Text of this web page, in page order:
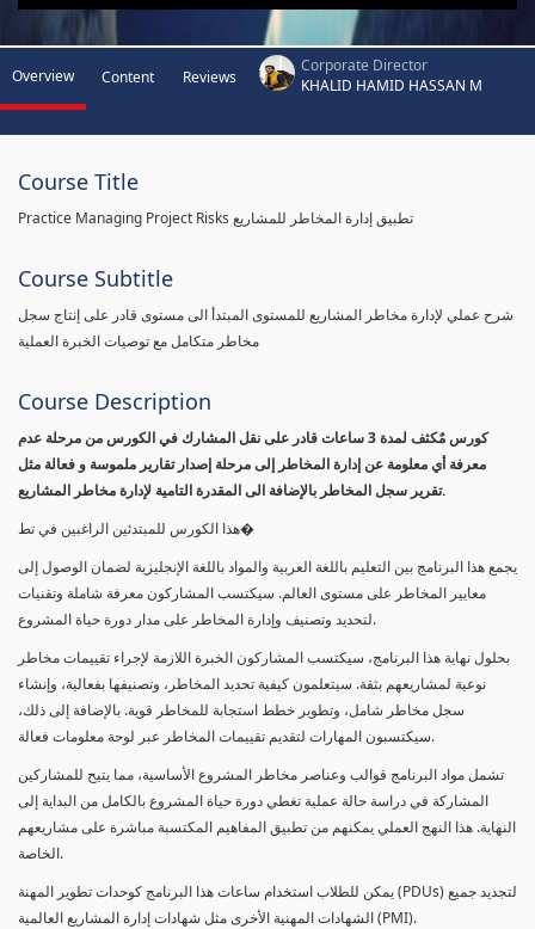
Overview Content Reviews
Corporate Director
KHALID HAMID HASSAN M
Course Title
Practice Managing Project Risks تطبيق إدارة المخاطر للمشاريع
Course Subtitle
شرح عملي لإدارة مخاطر المشاريع للمستوى المبتدأ الى مستوى قادر على إنتاج سجل
مخاطر متكامل مع توصيات الخبرة العملية
Course Description
كورس مٌكثف لمدة 3 ساعات قادر على نقل المشارك في الكورس من مرحلة عدم
معرفة أي معلومة عن إدارة المخاطر إلى مرحلة إصدار تقارير ملموسة و فعالة مثل
تقرير سجل المخاطر بالإضافة الى المقدرة التامية لإدارة مخاطر المشاريع.
هذا الكورس للمبتدئين الراغبين في تط�
يجمع هذا البرنامج بين التعليم باللغة العربية والمواد باللغة الإنجليزية لضمان الوصول إلى
معايير المخاطر على مستوى العالم. سيكتسب المشاركون معرفة شاملة وتقنيات
لتحديد وتصنيف وإدارة المخاطر على مدار دورة حياة المشروع.
بحلول نهاية هذا البرنامج، سيكتسب المشاركون الخبرة اللازمة لإجراء تقييمات مخاطر
نوعية لمشاريعهم بثقة. سيتعلمون كيفية تحديد المخاطر، وتصنيفها بفعالية، وإنشاء
سجل مخاطر شامل، وتطوير خطط استجابة للمخاطر قوية. بالإضافة إلى ذلك،
سيكتسبون المهارات لتقديم تقييمات المخاطر عبر لوحة معلومات فعالة.
تشمل مواد البرنامج قوالب وعناصر مخاطر المشروع الأساسية، مما يتيح للمشاركين
المشاركة في دراسة حالة عملية تغطي دورة حياة المشروع بالكامل من البداية إلى
النهاية. هذا النهج العملي يمكنهم من تطبيق المفاهيم المكتسبة مباشرة على مشاريعهم
الخاصة.
يمكن للطلاب استخدام ساعات هذا البرنامج كوحدات تطوير المهنة (PDUs) لتجديد جميع
الشهادات المهنية الأخرى مثل شهادات إدارة المشاريع العالمية (PMI).